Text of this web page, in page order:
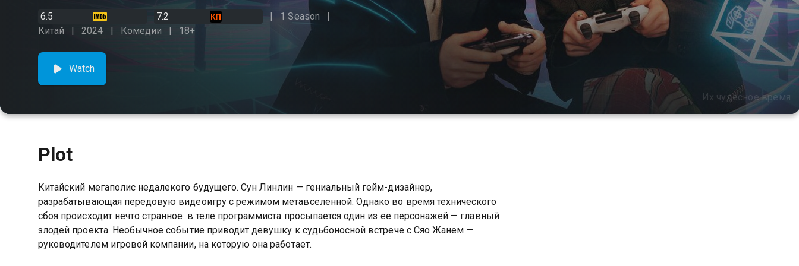
6.5 7.2
1 Season
Китай
2024 Комедии 18+
Их чудесное время
Watch
Plot
Китайский мегаполис недалекого будущего. Сун Линлин — гениальный гейм-дизайнер,
разрабатывающая передовую видеоигру с режимом метавселенной. Однако во время технического
сбоя происходит нечто странное: в теле программиста просыпается один из ее персонажей — главный
злодей проекта. Необычное событие приводит девушку к судьбоносной встрече с Сяо Жанем —
руководителем игровой компании, на которую она работает.